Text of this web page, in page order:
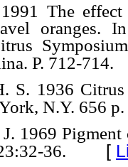
The effect
oranges.
P. 712-714.
S. 1936
N.Y. 656 p.
1969
36. [